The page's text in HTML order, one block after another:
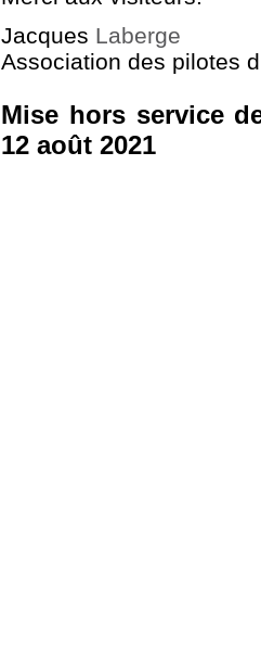
Jacques Laberge
Association des pilotes
Mise hors service
12 août 2021